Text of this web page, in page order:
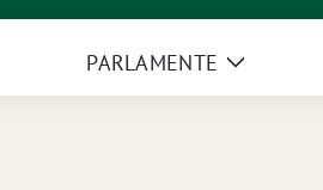
PARLAMENTE
Zeige